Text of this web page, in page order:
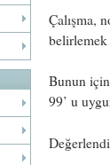
Çalışma,
belirlemek
Bunun
99’ u